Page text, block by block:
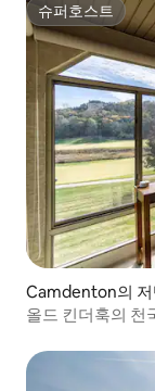
슈퍼호스트
슈퍼호스트
Camdenton의 저
올드 킨더훅의 천